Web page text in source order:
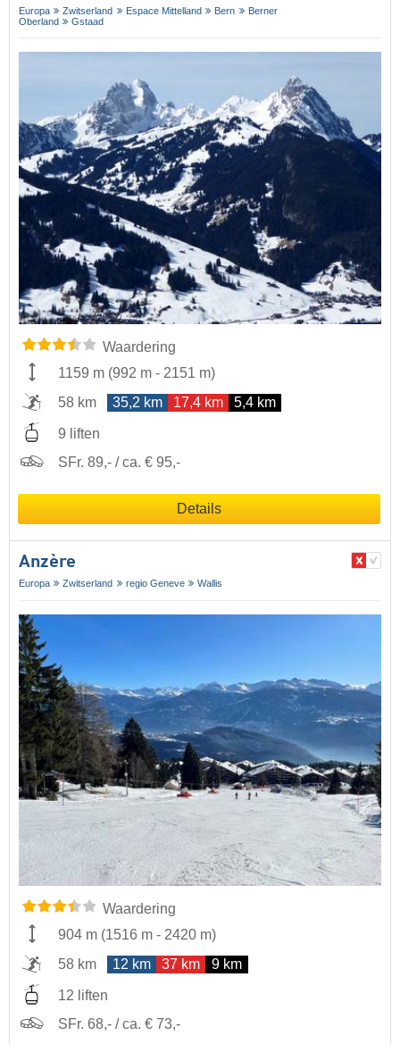
Europa Zwitserland Espace Mittelland Bern
Berner
Oberland
Gstaad
Waardering
1159 m (992 m - 2151 m)
58 km
35,2 km 17,4 km 5,4 km
9 liften
SFr. 89,- / ca. € 95,-
Details
Anzère
Europa Zwitserland regio Geneve Wallis
Waardering
904 m (1516 m - 2420 m)
58 km
12 km 37 km 9 km
12 liften
SFr. 68,- / ca. € 73,-